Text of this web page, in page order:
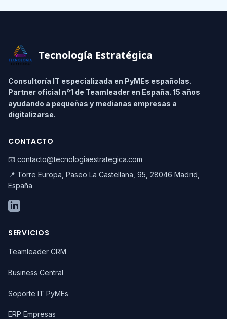
Tecnología Estratégica
Consultoría IT especializada en PyMEs españolas.
Partner oficial nº1 de Teamleader en España. 15 años
ayudando a pequeñas y medianas empresas a
digitalizarse.
CONTACTO
📧 contacto@tecnologiaestrategica.com
📍 Torre Europa, Paseo La Castellana, 95, 28046 Madrid,
España
SERVICIOS
Teamleader CRM
Business Central
Soporte IT PyMEs
ERP Empresas